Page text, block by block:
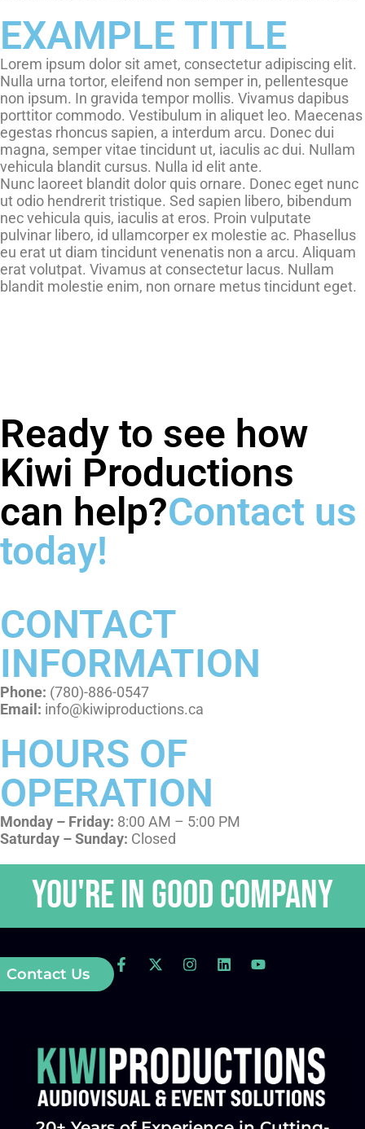
EXAMPLE TITLE
Lorem ipsum dolor sit amet, consectetur adipiscing elit.
Nulla urna tortor, eleifend non semper in, pellentesque
non ipsum. In gravida tempor mollis. Vivamus dapibus
porttitor commodo. Vestibulum in aliquet leo. Maecenas
egestas rhoncus sapien, a interdum arcu. Donec dui
magna, semper vitae tincidunt ut, iaculis ac dui. Nullam
vehicula blandit cursus. Nulla id elit ante.
Nunc laoreet blandit dolor quis ornare. Donec eget nunc
ut odio hendrerit tristique. Sed sapien libero, bibendum
nec vehicula quis, iaculis at eros. Proin vulputate
pulvinar libero, id ullamcorper ex molestie ac. Phasellus
eu erat ut diam tincidunt venenatis non a arcu. Aliquam
erat volutpat. Vivamus at consectetur lacus. Nullam
blandit molestie enim, non ornare metus tincidunt eget.
Ready to see how
Kiwi Productions
can help?Contact us
today!
CONTACT
INFORMATION
Phone: (780)-886-0547
Email: info@kiwiproductions.ca
HOURS OF
OPERATION
Monday – Friday: 8:00 AM – 5:00 PM
Saturday – Sunday: Closed
You're in GOOD COMPANY
Contact Us